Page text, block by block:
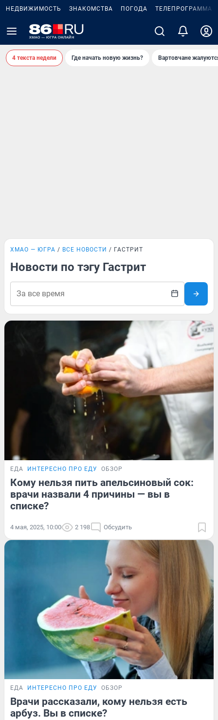
НЕДВИЖИМОСТЬ ЗНАКОМСТВА ПОГОДА ТЕЛЕПРОГРАММА
4 текста недели Где начать новую жизнь? Вартовчане
ХМАО — ЮГРА ВСЕ НОВОСТИ ГАСТРИТ
Новости по тэгу Гастрит
ЕДА ИНТЕРЕСНО ПРО ЕДУ ОБЗОР
Кому нельзя пить апельсиновый сок:
врачи назвали 4 причины — вы в
списке?
4 мая, 2025, 10:00 2 198 Обсудить
ЕДА ИНТЕРЕСНО ПРО ЕДУ ОБЗОР
Врачи рассказали, кому нельзя есть
арбуз. Вы в списке?